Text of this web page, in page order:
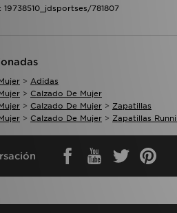
781807
> Adidas
> Calzado De Mujer
> Calzado De Mujer > Zapatillas
> Calzado De Mujer > Zapatillas